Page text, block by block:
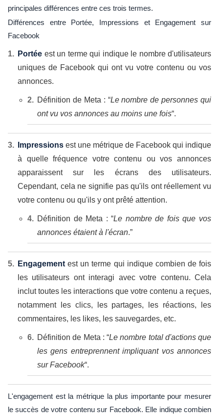
principales différences entre ces trois termes.
Différences entre Portée, Impressions et Engagement sur
Facebook
Portée est un terme qui indique le nombre d'utilisateurs
uniques de Facebook qui ont vu votre contenu ou vos
annonces.
Définition de Meta : “Le nombre de personnes qui
ont vu vos annonces au moins une fois“.
Impressions est une métrique de Facebook qui indique
à quelle fréquence votre contenu ou vos annonces
apparaissent sur les écrans des utilisateurs.
Cependant, cela ne signifie pas qu'ils ont réellement vu
votre contenu ou qu'ils y ont prêté attention.
Définition de Meta : “Le nombre de fois que vos
annonces étaient à l'écran.”
Engagement est un terme qui indique combien de fois
les utilisateurs ont interagi avec votre contenu. Cela
inclut toutes les interactions que votre contenu a reçues,
notamment les clics, les partages, les réactions, les
commentaires, les likes, les sauvegardes, etc.
Définition de Meta : “Le nombre total d'actions que
les gens entreprennent impliquant vos annonces
sur Facebook“.
L'engagement est la métrique la plus importante pour mesurer
le succès de votre contenu sur Facebook. Elle indique combien